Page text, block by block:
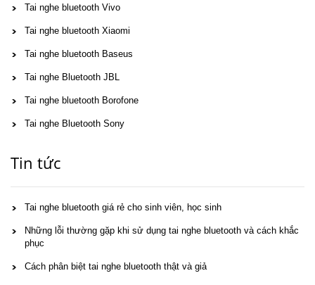
Tai nghe bluetooth Vivo
Tai nghe bluetooth Xiaomi
Tai nghe bluetooth Baseus
Tai nghe Bluetooth JBL
Tai nghe bluetooth Borofone
Tai nghe Bluetooth Sony
Tin tức
Tai nghe bluetooth giá rẻ cho sinh viên, học sinh
Những lỗi thường gặp khi sử dụng tai nghe bluetooth và cách khắc
phục
Cách phân biệt tai nghe bluetooth thật và giả